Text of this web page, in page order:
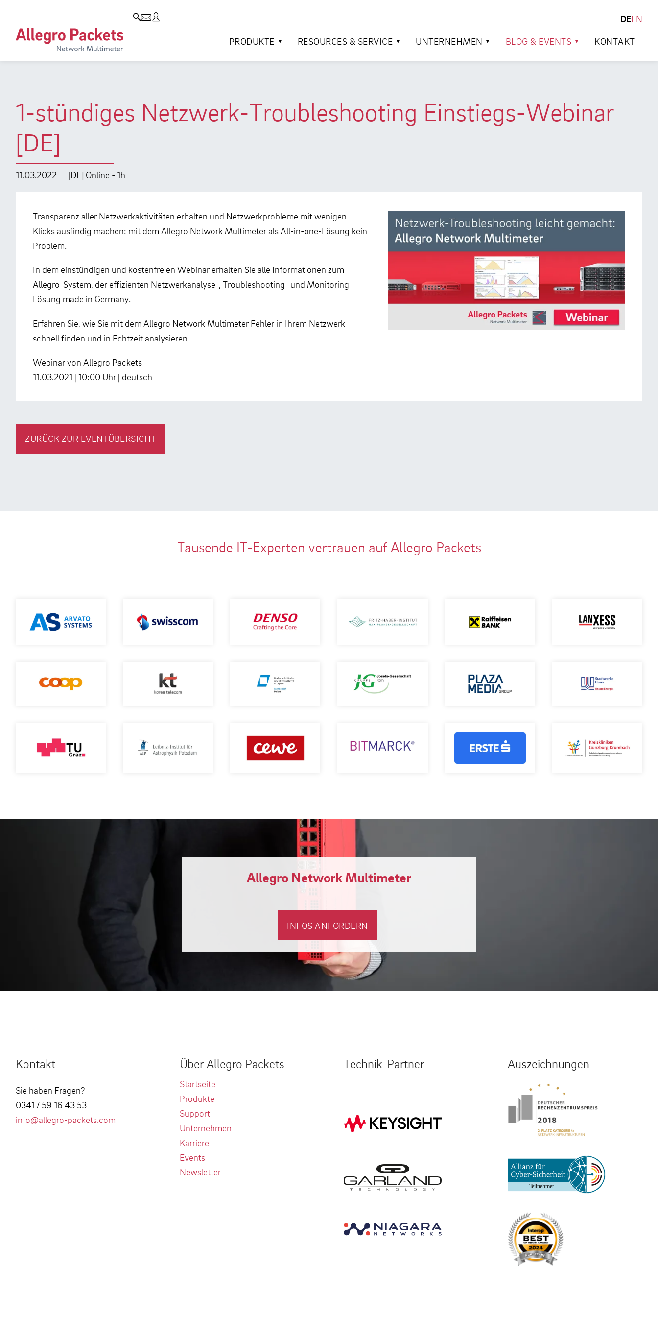
DEEN
PRODUKTE
RESOURCES & SERVICE UNTERNEHMEN BLOG & EVENTS KONTAKT
1-stündiges Netzwerk-Troubleshooting Einstiegs-Webinar
[DE]
11.03.2022 [DE] Online - 1h
Transparenz aller Netzwerkaktivitäten erhalten und Netzwerkprobleme mit wenigen
Klicks ausfindig machen: mit dem Allegro Network Multimeter als All-in-one-Lösung kein
Problem.
In dem einstündigen und kostenfreien Webinar erhalten Sie alle Informationen zum
Allegro-System, der effizienten Netzwerkanalyse-, Troubleshooting- und Monitoring-
Lösung made in Germany.
Erfahren Sie, wie Sie mit dem Allegro Network Multimeter Fehler in Ihrem Netzwerk
schnell finden und in Echtzeit analysieren.
Webinar von Allegro Packets
11.03.2021 | 10:00 Uhr | deutsch
ZURÜCK ZUR EVENTÜBERSICHT
Tausende IT-Experten vertrauen auf Allegro Packets
Allegro Network Multimeter
INFOS ANFORDERN
Kontakt
Sie haben Fragen?
0341 / 59 16 43 53
info@allegro-packets.com
Über Allegro Packets
Startseite
Produkte
Support
Unternehmen
Karriere
Events
Newsletter
Technik-Partner Auszeichnungen
Allegro Network Multimeter
Analyse-Module
Resources & Service
Use Cases
Solution Briefs
Case Studies
Videos
Support
Produkt-Handbuch
Unternehmen
Unternehmen
Kunden
Umweltschutz
Forschung und Lehre
Karriere